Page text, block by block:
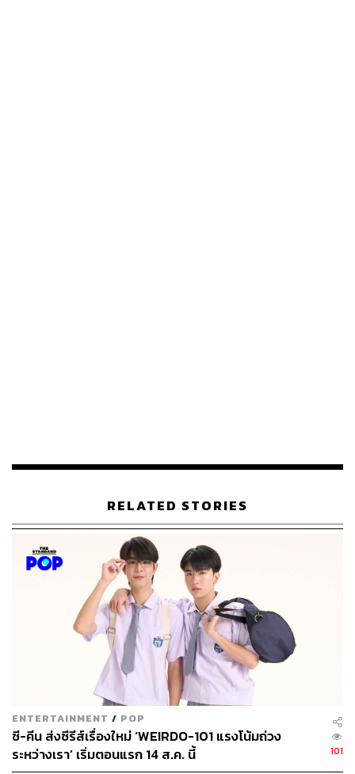
RELATED STORIES
ENTERTAINMENT / POP
ซี-คีน ส่งซีรีส์เรื่องใหม่ ‘WEIRDO-101 แรงโน้มถ่วง
ระหว่างเรา’ เริ่มตอนแรก 14 ส.ค. นี้
101